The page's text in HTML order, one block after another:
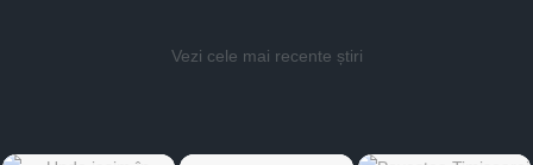
Vezi cele mai recente știri